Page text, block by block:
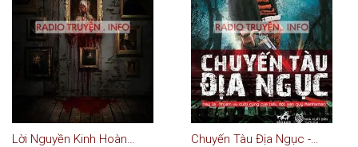
Lời Nguyền Kinh Hoàng - Truyện Ma Chuyến Tàu Địa Ngục - Truyện Linh Dị Hay